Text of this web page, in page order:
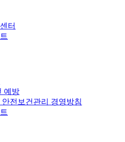
터
예방
전보건관리 경영방침